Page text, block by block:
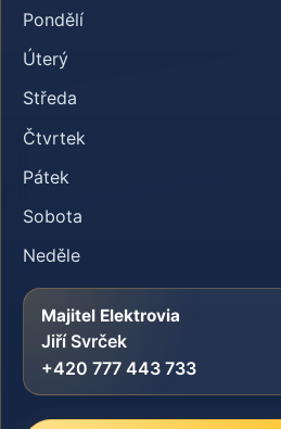
Pondělí
Úterý
Středa
Čtvrtek
Pátek
Sobota
Neděle
Majitel Elektrovia
Jiří Svrček
+420 777 443 733